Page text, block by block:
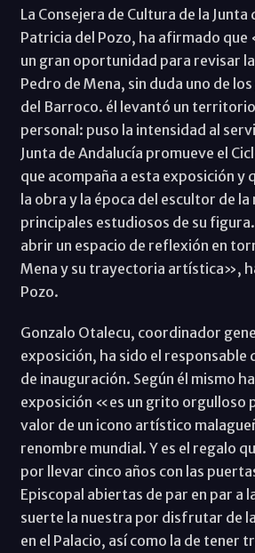
La Consejera de Cultura de la Junta
Patricia del Pozo, ha afirmado que
un gran oportunidad para revisar
Pedro de Mena, sin duda uno de
del Barroco. él levantó un
personal: puso la intensidad al
Junta de Andalucía promueve el
que acompaña a esta exposición y
la obra y la época del escultor de la
principales estudiosos de su
abrir un espacio de reflexión en
Mena y su trayectoria artística»,
Pozo.
Gonzalo Otalecu, coordinador
exposición, ha sido el responsable
de inauguración. Según él mismo
exposición «es un grito orgulloso
valor de un icono artístico
renombre mundial. Y es el regalo
por llevar cinco años con las
Episcopal abiertas de par en par a
suerte la nuestra por disfrutar de
en el Palacio, así como la de tener